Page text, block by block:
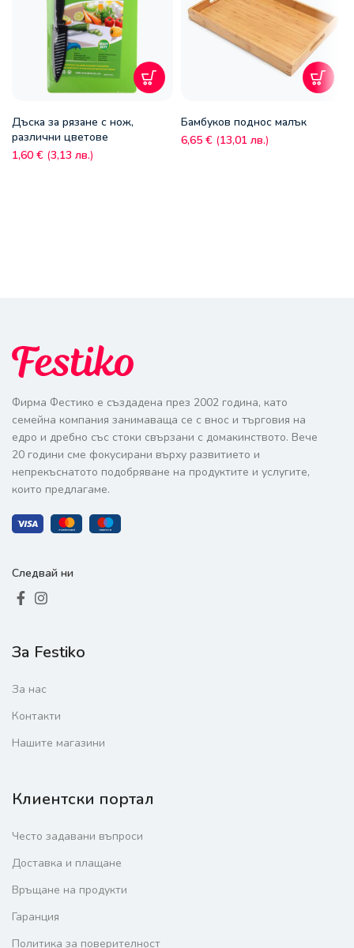
Дъска за рязане с нож,
различни цветове
1,60 € (3,13 лв.)
Бамбуков поднос малък
6,65 € (13,01 лв.)
Фирма Фестико е създадена през 2002 година, като
семейна компания занимаваща се с внос и търговия на
едро и дребно със стоки свързани с домакинството. Вече
20 години сме фокусирани върху развитието и
непрекъснатото подобряване на продуктите и услугите,
които предлагаме.
Следвай ни
За Festiko
За нас
Контакти
Нашите магазини
Клиентски портал
Често задавани въпроси
Доставка и плащане
Връщане на продукти
Гаранция
Политика за поверителност